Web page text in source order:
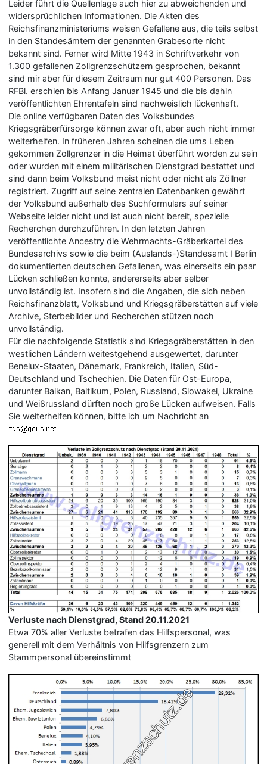
Leider führt die Quellenlage auch hier zu abweichenden und
widersprüchlichen Informationen. Die Akten des
Reichsfinanzministeriums weisen Gefallene aus, die teils selbst
in den Standesämtern der genannten Grabesorte nicht
bekannt sind. Ferner wird Mitte 1943 in Schriftverkehr von
1.300 gefallenen Zollgrenzschützern gesprochen, bekannt
sind mir aber für diesem Zeitraum nur gut 400 Personen. Das
RFBl. erschien bis Anfang Januar 1945 und die bis dahin
veröffentlichten Ehrentafeln sind nachweislich lückenhaft.
Die online verfügbaren Daten des Volksbundes
Kriegsgräberfürsorge können zwar oft, aber auch nicht immer
weiterhelfen. In früheren Jahren scheinen die ums Leben
gekommen Zollgrenzer in die Heimat überführt worden zu sein
oder wurden mit einem militärischen Dienstgrad bestattet und
sind dann beim Volksbund meist nicht oder nicht als Zöllner
registriert. Zugriff auf seine zentralen Datenbanken gewährt
der Volksbund außerhalb des Suchformulars auf seiner
Webseite leider nicht und ist auch nicht bereit, spezielle
Recherchen durchzuführen. In den letzten Jahren
veröffentlichte Ancestry die Wehrmachts-Gräberkartei des
Bundesarchivs sowie die beim (Auslands-)Standesamt I Berlin
dokumentierten deutschen Gefallenen, was einerseits ein paar
Lücken schließen konnte, andererseits aber selber
unvollständig ist. Insofern sind die Angaben, die sich neben
Reichsfinanzblatt, Volksbund und Kriegsgräberstätten auf viele
Archive, Sterbebilder und Recherchen stützen noch
unvollständig.
Für die nachfolgende Statistik sind Kriegsgräberstätten in den
westlichen Ländern weitestgehend ausgewertet, darunter
Benelux-Staaten, Dänemark, Frankreich, Italien, Süd-
Deutschland und Tschechien. Die Daten für Ost-Europa,
darunter Balkan, Baltikum, Polen, Russland, Slowakei, Ukraine
und Weißrussland dürften noch große Lücken aufweisen. Falls
Sie weiterhelfen können, bitte ich um Nachricht an
Verluste nach Dienstgrad, Stand 20.11.2021
Etwa 70% aller Verluste betrafen das Hilfspersonal, was
generell mit dem Verhältnis von Hilfsgrenzern zum
Stammpersonal übereinstimmt